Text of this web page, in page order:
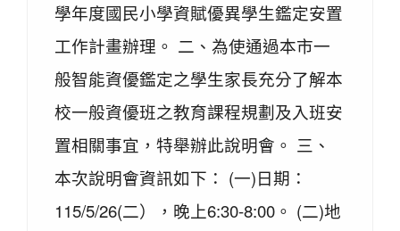
學年度國民小學資賦優異學生鑑定安置
工作計畫辦理。 二、為使通過本市一
般智能資優鑑定之學生家長充分了解本
校一般資優班之教育課程規劃及入班安
置相關事宜，特舉辦此說明會。 三、
本次說明會資訊如下： (一)日期：
115/5/26(二），晚上6:30-8:00。 (二)地